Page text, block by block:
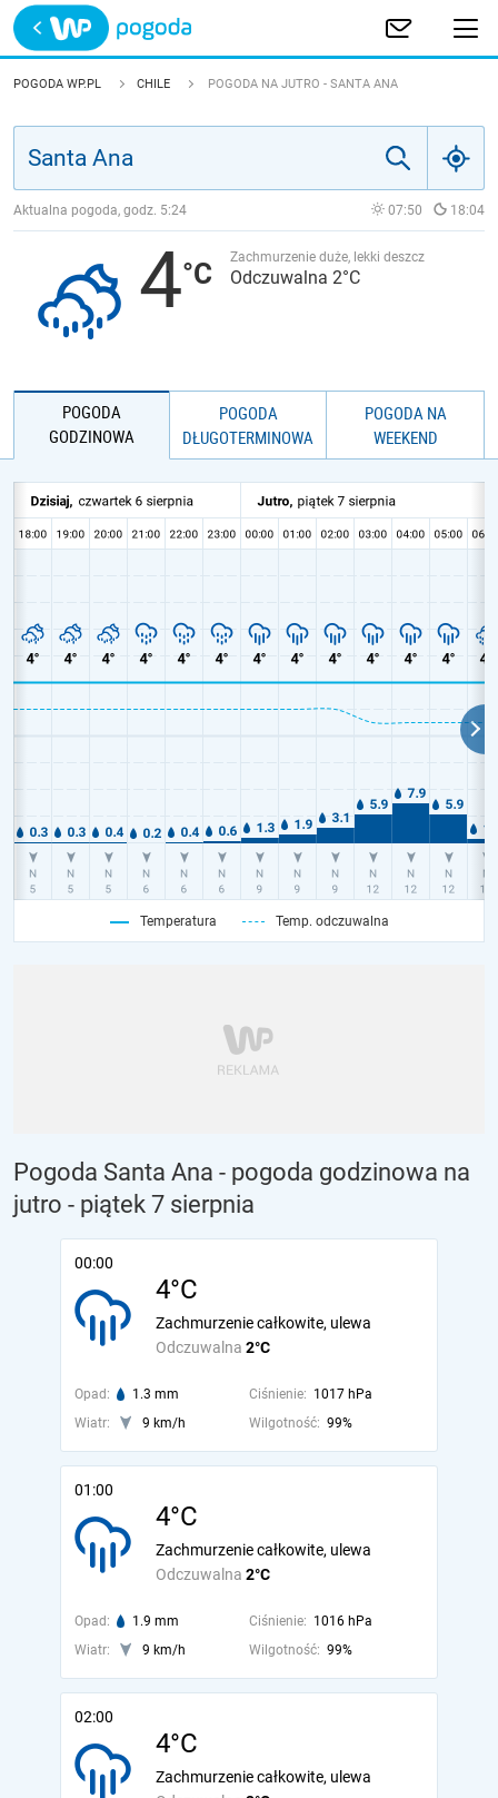
Trwa ładowanie
POLSKA
POGODA WP.PL CHILE POGODA NA JUTRO - SANTA ANA
Aktualna pogoda, godz. 5:24 07:50 18:04
4 Zachmurzenie duże, lekki deszcz
Odczuwalna 2°C
POGODA
GODZINOWA
POGODA
DŁUGOTERMINOWA
POGODA NA
WEEKEND
Temperatura Temp. odczuwalna
Pogoda Santa Ana - pogoda godzinowa na
jutro - piątek 7 sierpnia
00:00
4°C
Odczuwalna 2°C
Zachmurzenie całkowite, ulewa
Opad: 1.3 mm Ciśnienie: 1017 hPa
Wiatr:
9 km/h Wilgotność: 99%
01:00
4°C
Odczuwalna 2°C
Zachmurzenie całkowite, ulewa
Opad: 1.9 mm Ciśnienie: 1016 hPa
Wiatr:
9 km/h Wilgotność: 99%
02:00
4°C
Zachmurzenie całkowite, ulewa